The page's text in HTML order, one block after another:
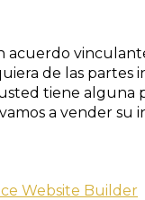
acuerdo
de las partes
tiene
a vender su
Website Builder